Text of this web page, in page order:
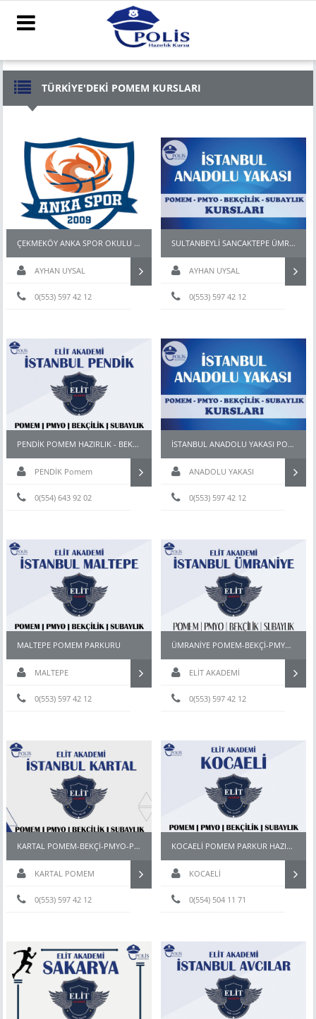
TÜRKİYE'DEKİ POMEM KURSLARI
ÇEKMEKÖY ANKA SPOR OKULU POMEM PMYO BEKÇİ HAZIRLIK KURSU
AYHAN UYSAL
0(553) 597 42 12
SULTANBEYLİ SANCAKTEPE ÜMRANİYE POMEM PMYO PARKUR HAZIRLIK KURSU
AYHAN UYSAL
0(553) 597 42 12
PENDİK POMEM HAZIRLIK - BEKÇİ PARKUR HAZIRLIK KURSU
PENDİK Pomem
hazırlık0(554) 643 92 02
İSTANBUL ANADOLU YAKASI POMEM KURSLARI
ANADOLU YAKASI
0(553) 597 42 12
MALTEPE POMEM PARKURU
MALTEPE
0(553) 597 42 12
ÜMRANİYE POMEM-BEKÇİ-PMYO-PÖH-PARKUR HAZIRLIK KURSU
ELİT AKADEMİ
0(553) 597 42 12
KARTAL POMEM-BEKÇİ-PMYO-PÖH- HAZIRLIK KURSU
KARTAL POMEM
PARKUR HAZIRLIK KURSU
0(553) 597 42 12
KOCAELİ POMEM PARKUR HAZIRLIK
KOCAELİ
0(554) 504 11 71